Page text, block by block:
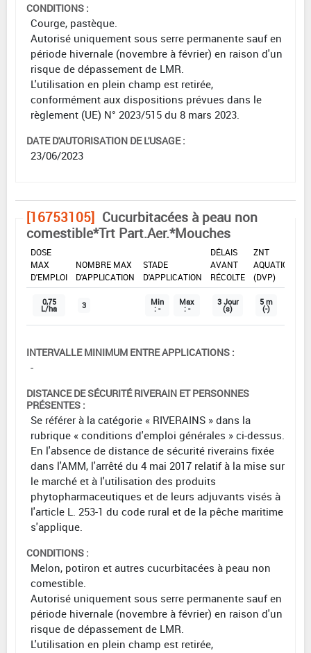
CONDITIONS :
Courge, pastèque.
Autorisé uniquement sous serre permanente sauf en
période hivernale (novembre à février) en raison d'un
risque de dépassement de LMR.
L'utilisation en plein champ est retirée,
conformément aux dispositions prévues dans le
règlement (UE) N° 2023/515 du 8 mars 2023.
DATE D'AUTORISATION DE L'USAGE :
23/06/2023
[16753105] Cucurbitacées à peau non
comestible*Trt Part.Aer.*Mouches
DOSE
MAX
D'EMPLOI
NOMBRE MAX
D'APPLICATION
STADE
D'APPLICATION
DÉLAIS
AVANT
RÉCOLTE
ZNT
AQUATIQUE
(DVP)
0,75
L/ha 3 Min
: -
Max
: -
3 Jour
(s)
5 m
(-)
INTERVALLE MINIMUM ENTRE APPLICATIONS :
-
DISTANCE DE SÉCURITÉ RIVERAIN ET PERSONNES
PRÉSENTES :
Se référer à la catégorie « RIVERAINS » dans la
rubrique « conditions d'emploi générales » ci-dessus.
En l'absence de distance de sécurité riverains fixée
dans l'AMM, l'arrêté du 4 mai 2017 relatif à la mise sur
le marché et à l'utilisation des produits
phytopharmaceutiques et de leurs adjuvants visés à
l'article L. 253-1 du code rural et de la pêche maritime
s'applique.
CONDITIONS :
Melon, potiron et autres cucurbitacées à peau non
comestible.
Autorisé uniquement sous serre permanente sauf en
période hivernale (novembre à février) en raison d'un
risque de dépassement de LMR.
L'utilisation en plein champ est retirée,